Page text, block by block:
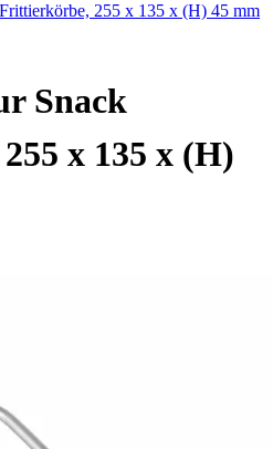
255 x 135 x (H) 45 mm
Snack
x 135 x (H)